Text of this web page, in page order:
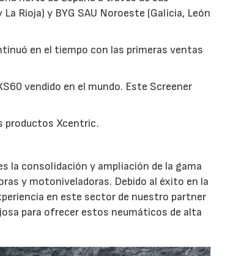
Rioja) y BYG SAU Noroeste (Galicia, León
en el tiempo con las primeras ventas
vendido en el mundo. Este Screener
productos Xcentric.
la consolidación y ampliación de la gama
y motoniveladoras. Debido al éxito en la
en este sector de nuestro partner
para ofrecer estos neumáticos de alta